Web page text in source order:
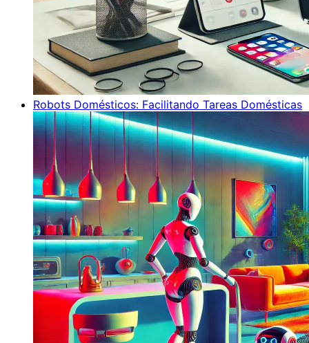
Robots Domésticos: Facilitando Tareas Domésticas